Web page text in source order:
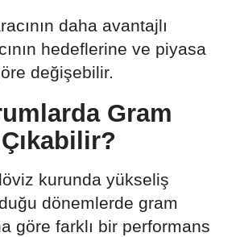
daha avantajlı
hedeflerine ve piyasa
değişebilir.
Gram
kurunda yükseliş
dönemlerde gram
göre farklı bir performans